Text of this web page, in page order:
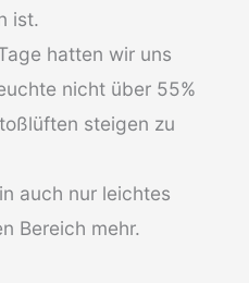
ist.
hatten wir uns
nicht über 55%
steigen zu
auch nur leichtes
Bereich mehr.